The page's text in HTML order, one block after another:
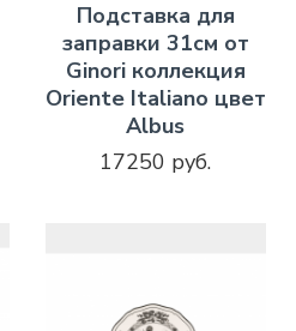
Подставка для
заправки 31см от
Ginori коллекция
Oriente Italiano цвет
Albus
17250 руб.